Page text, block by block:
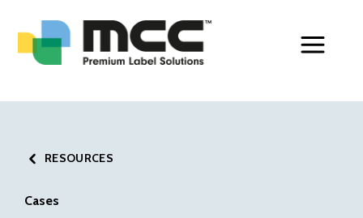
RESOURCES
Cases